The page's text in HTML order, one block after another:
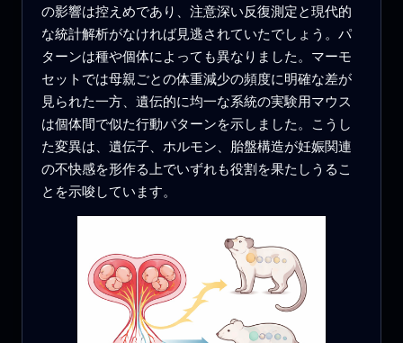
の影響は控えめであり、注意深い反復測定と現代的
な統計解析がなければ見逃されていたでしょう。パ
ターンは種や個体によっても異なりました。マーモ
セットでは母親ごとの体重減少の頻度に明確な差が
見られた一方、遺伝的に均一な系統の実験用マウス
は個体間で似た行動パターンを示しました。こうし
た変異は、遺伝子、ホルモン、胎盤構造が妊娠関連
の不快感を形作る上でいずれも役割を果たしうるこ
とを示唆しています。